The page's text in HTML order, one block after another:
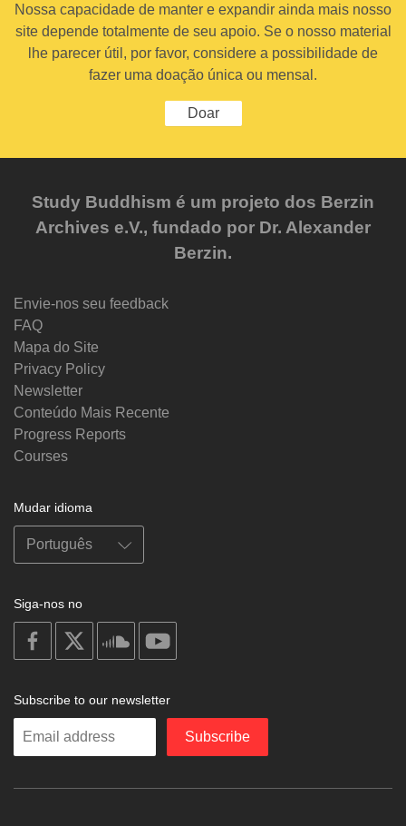
Nossa capacidade de manter e expandir ainda mais nosso
site depende totalmente de seu apoio. Se o nosso material
lhe parecer útil, por favor, considere a possibilidade de
fazer uma doação única ou mensal.
Doar
Study Buddhism é um projeto dos Berzin
Archives e.V., fundado por Dr. Alexander
Berzin.
Envie-nos seu feedback
FAQ
Mapa do Site
Privacy Policy
Newsletter
Conteúdo Mais Recente
Progress Reports
Courses
Mudar idioma
Siga-nos no
on
facebook
soundcloud
Subscribe to our newsletter
Enter
Subscribe